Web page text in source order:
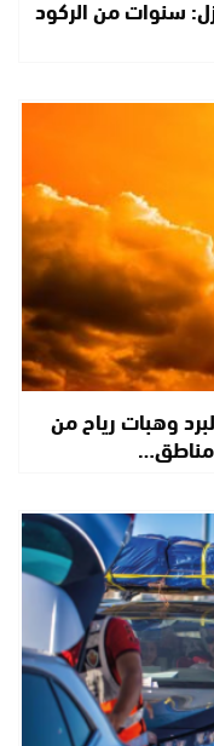
سنوات من الركود
وهبات رياح من
مناطق…